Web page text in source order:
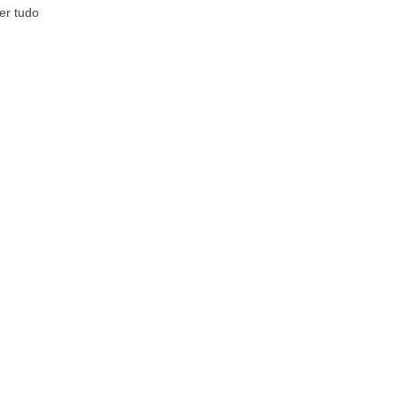
tudo